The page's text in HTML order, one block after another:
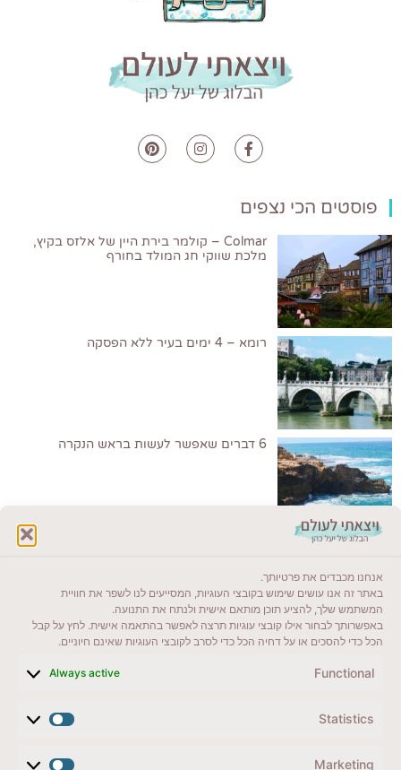
אנחנו מכבדים את פרטיותך.
באתר זה אנו עושים שימוש בקובצי העוגיות, המסייעים לנו לשפר את חוויית
המשתמש שלך, להציע תוכן מותאם אישית ולנתח את התנועה.
באפשרותך לבחור אילו קובצי עוגיות תרצה לאפשר בהתאמה אישית. לחץ על קבל
הכל כדי להסכים או על דחיה הכל כדי לסרב לקובצי העוגיות שאינם חיוניים.
Functional
Always active
Statistics
Marketing
פוסטים הכי נצפים
Colmar – קולמר בירת היין של אלזס בקיץ,
מלכת שווקי חג המולד בחורף
רומא – 4 ימים בעיר ללא הפסקה
6 דברים שאפשר לעשות בראש הנקרה
ייעדים מומלצים
מדריכים ועזרים
לשליחת הודעת וואטסאפ
veyatsati.laolam@gmail.com